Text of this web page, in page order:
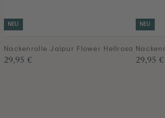
NEU
Nackenrolle Jaipur Flower Hellrosa
29,95 €
NEU
29,95 €